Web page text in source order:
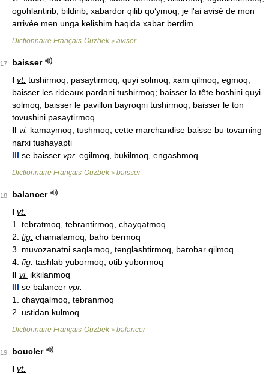
ogohlantirib, bildirib, xabardor qilib qo‘ymoq; je l'ai avisé de mon
arrivée men unga kelishim haqida xabar berdim.
Dictionnaire Français-Ouzbek > aviser
17
baisser
I vt. tushirmoq, pasaytirmoq, quyi solmoq, xam qilmoq, egmoq;
baisser les rideaux pardani tushirmoq; baisser la tête boshini quyi
solmoq; baisser le pavillon bayroqni tushirmoq; baisser le ton
tovushini pasaytirmoq
II vi. kamaymoq, tushmoq; cette marchandise baisse bu tovarning
narxi tushayapti
III se baisser vpr. egilmoq, bukilmoq, engashmoq.
Dictionnaire Français-Ouzbek > baisser
18
balancer
I vt.
1. tebratmoq, tebrantirmoq, chayqatmoq
2. fig. chamalamoq, baho bermoq
3. muvozanatni saqlamoq, tenglashtirmoq, barobar qilmoq
4. fig. tashlab yubormoq, otib yubormoq
II vi. ikkilanmoq
III se balancer vpr.
1. chayqalmoq, tebranmoq
2. ustidan kulmoq.
Dictionnaire Français-Ouzbek > balancer
19
boucler
I vt.